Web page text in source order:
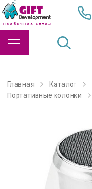
Главная Каталог
Портативные колонки